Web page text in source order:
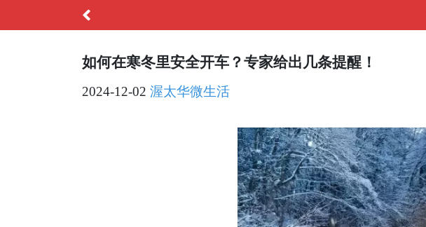
如何在寒冬里安全开车？专家给出几条提醒！
2024-12-02 渥太华微生活